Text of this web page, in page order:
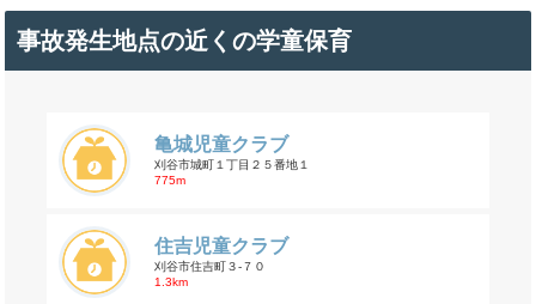
事故発生地点の近くの学童保育
亀城児童クラブ
刈谷市城町１丁目２５番地１
775m
住吉児童クラブ
刈谷市住吉町３-７０
1.3km